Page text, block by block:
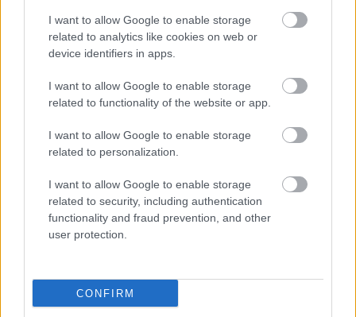
I want to allow Google to enable storage
related to analytics like cookies on web or
device identifiers in apps.
I want to allow Google to enable storage
related to functionality of the website or app.
I want to allow Google to enable storage
related to personalization.
I want to allow Google to enable storage
related to security, including authentication
functionality and fraud prevention, and other
user protection.
CONFIRM
Make-Up
Pentru ca baza oricarui machiaj impecabil este un
ten perfect, iti recomandam sa vii la un tratament